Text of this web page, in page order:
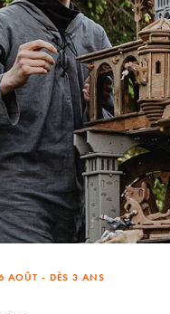
AOÛT - DÈS 3 ANS